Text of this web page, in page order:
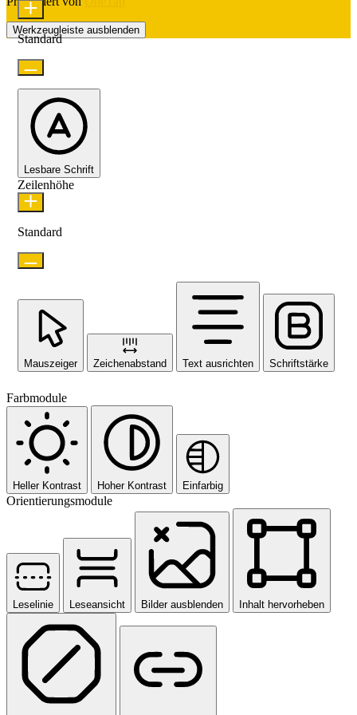
Werkzeugleiste ausblenden
Standard
Lesbare Schrift
Zeilenhöhe
Standard
Mauszeiger Zeichenabstand Text ausrichten Schriftstärke
Farbmodule
Heller Kontrast Hoher Kontrast Einfarbig
Orientierungsmodule
Leselinie Leseansicht Bilder ausblenden Inhalt hervorheben